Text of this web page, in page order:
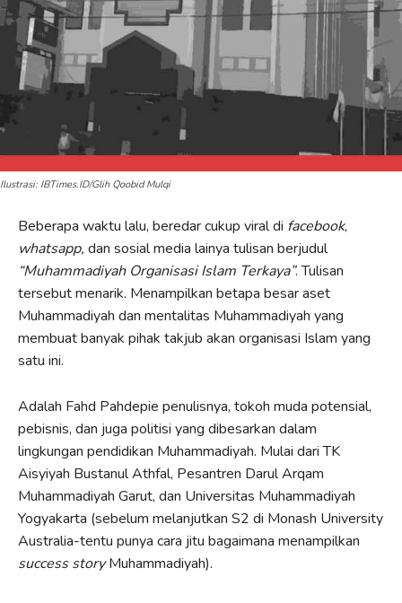
Ilustrasi: IBTimes.ID/Glih Qoobid Mulqi
Beberapa waktu lalu, beredar cukup viral di facebook,
whatsapp, dan sosial media lainya tulisan berjudul
“Muhammadiyah Organisasi Islam Terkaya”. Tulisan
tersebut menarik. Menampilkan betapa besar aset
Muhammadiyah dan mentalitas Muhammadiyah yang
membuat banyak pihak takjub akan organisasi Islam yang
satu ini.
Adalah Fahd Pahdepie penulisnya, tokoh muda potensial,
pebisnis, dan juga politisi yang dibesarkan dalam
lingkungan pendidikan Muhammadiyah. Mulai dari TK
Aisyiyah Bustanul Athfal, Pesantren Darul Arqam
Muhammadiyah Garut, dan Universitas Muhammadiyah
Yogyakarta (sebelum melanjutkan S2 di Monash University
Australia-tentu punya cara jitu bagaimana menampilkan
success storyMuhammadiyah).